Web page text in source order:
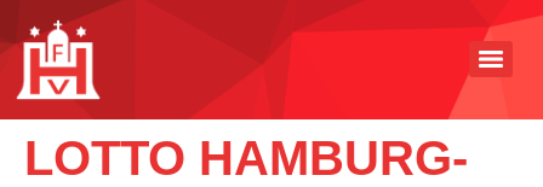
LOTTO HAMBURG-